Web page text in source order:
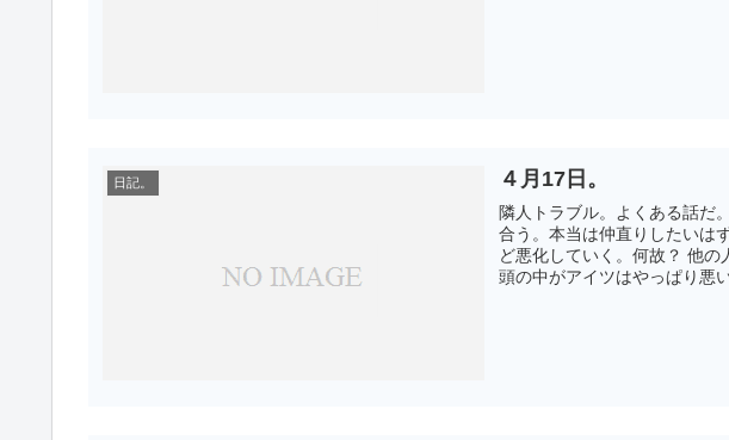
日記。 ４月17日。
隣人トラブル。よくある話だ
合う。本当は仲直りしたいは
ど悪化していく。何故？ 他
頭の中がアイツはやっぱり悪